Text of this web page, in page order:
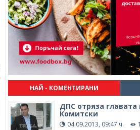
НАЙ - КОМЕНТИРАНИ
ДПС отряза
Комитски
04.09.2013, 09:47 ч.